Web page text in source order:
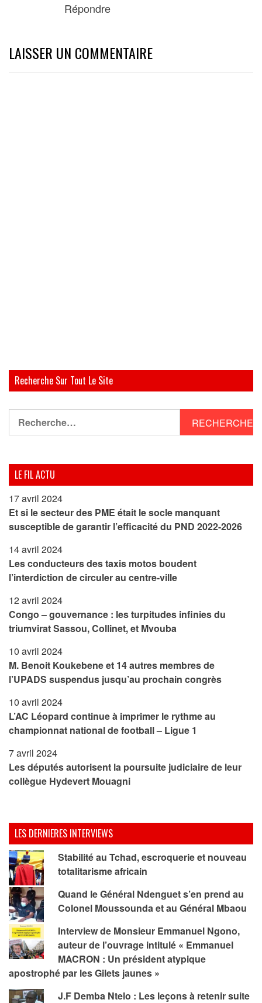
Répondre
LAISSER UN COMMENTAIRE
Recherche Sur Tout Le Site
LE FIL ACTU
17 avril 2024
Et si le secteur des PME était le socle manquant
susceptible de garantir l’efficacité du PND 2022-2026
14 avril 2024
Les conducteurs des taxis motos boudent
l’interdiction de circuler au centre-ville
12 avril 2024
Congo – gouvernance : les turpitudes infinies du
triumvirat Sassou, Collinet, et Mvouba
10 avril 2024
M. Benoit Koukebene et 14 autres membres de
l’UPADS suspendus jusqu’au prochain congrès
10 avril 2024
L’AC Léopard continue à imprimer le rythme au
championnat national de football – Ligue 1
7 avril 2024
Les députés autorisent la poursuite judiciaire de leur
collègue Hydevert Mouagni
LES DERNIERES INTERVIEWS
Stabilité au Tchad, escroquerie et nouveau
totalitarisme africain
Quand le Général Ndenguet s’en prend au
Colonel Moussounda et au Général Mbaou
Interview de Monsieur Emmanuel Ngono,
auteur de l’ouvrage intitulé « Emmanuel
MACRON : Un président atypique
apostrophé par les Gilets jaunes »
J.F Demba Ntelo : Les leçons à retenir suite